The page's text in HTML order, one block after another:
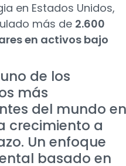
en Estados Unidos,
más de 2.600
en activos bajo
de los
más
del mundo en
crecimiento a
Un enfoque
basado en